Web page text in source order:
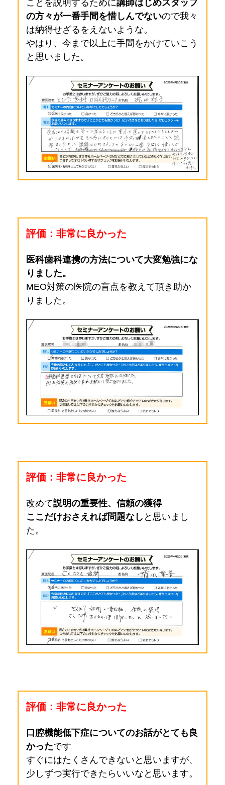
ことを説明するために講師はじめスタッフ
の方々が一番手間を惜しんでないので我々
は納得せざるをえないような。
やはり、今まで以上に手間をかけていこう
と思いました。
評価：非常に良かった
医科歯科連携の方法について大変勉強にな
りました。
MEO対策の医院の盲点を教えて頂き助か
りました。
評価：非常に良かった
改めて説明の重要性、信頼の獲得
ここだけおさえれば問題なし と思いまし
た。
評価：非常に良かった
口腔機能低下症についてのお話がとても良
かったです
すぐにはたくさんできないと思いますが、
少しずつ実行できたらいいなと思います。